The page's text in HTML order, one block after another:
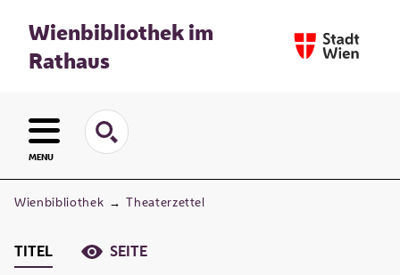
Wienbibliothek im
Rathaus
MENU
Wienbibliothek → Theaterzettel
TITEL SEITE